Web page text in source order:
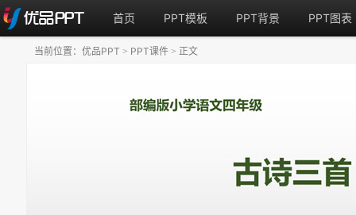
首页 PPT模板 PPT背景 PPT图表
当前位置： 优品PPT > PPT课件 > 正文